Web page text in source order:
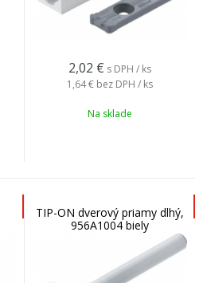
2,02 € s DPH / ks
1,64 € bez DPH / ks
Na sklade
TIP-ON dverový priamy dlhý,
956A1004 biely